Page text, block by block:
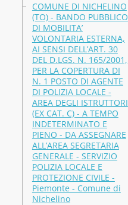
COMUNE DI NICHELINO
(TO) - BANDO PUBBLICO
DI MOBILITA’
VOLONTARIA ESTERNA,
AI SENSI DELL’ART. 30
DEL D.LGS. N. 165/2001,
PER LA COPERTURA DI
N. 1 POSTO DI AGENTE
DI POLIZIA LOCALE -
AREA DEGLI ISTRUTTORI
(EX CAT. C) - A TEMPO
INDETERMINATO E
PIENO - DA ASSEGNARE
ALL’AREA SEGRETARIA
GENERALE - SERVIZIO
POLIZIA LOCALE E
PROTEZIONE CIVILE -
Piemonte - Comune di
Nichelino